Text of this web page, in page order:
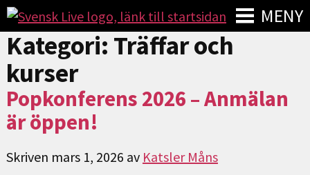
MENY
Kategori: Träffar och
kurser
Popkonferens 2026 – Anmälan
är öppen!
Skriven mars 1, 2026 av Katsler Måns